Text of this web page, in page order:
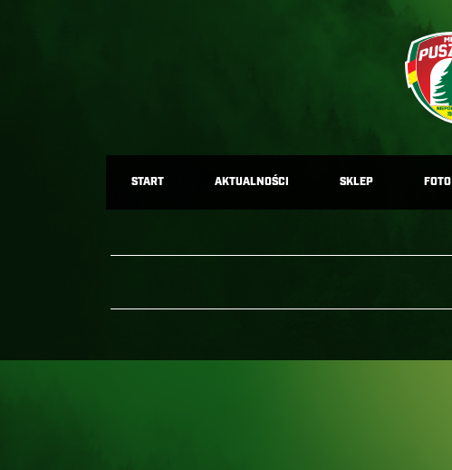
START AKTUALNOŚCI SKLEP FOTO